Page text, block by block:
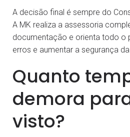
A decisão final é sempre do
A MK realiza a assessoria
documentação e orienta todo o
erros e aumentar a segurança
Quanto
demora
visto?